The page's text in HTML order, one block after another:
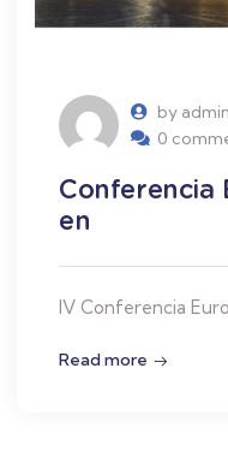
by admin
0
Conferencia
IV Conferencia
Read more